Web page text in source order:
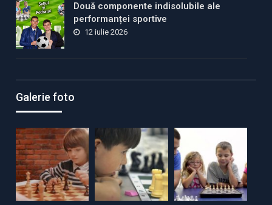
Două componente indisolubile ale
performanței sportive
12 iulie 2026
Galerie foto